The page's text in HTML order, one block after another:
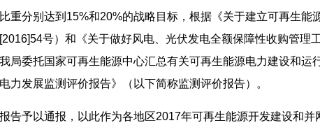
重分别达到15%和20%的战略目标，根据《关于建立可再生能
号）和《关于做好风电、光伏发电全额保障性收购管理
局委托国家可再生能源中心汇总有关可再生能源电力建设和运
力发展监测评价报告》（以下简称监测评价报告）。
予以通报，以此作为各地区2017年可再生能源开发建设和并